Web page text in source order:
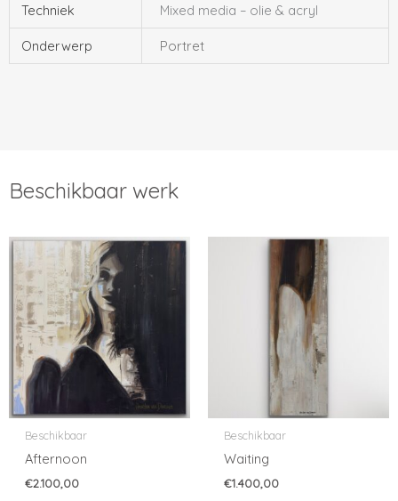
Techniek Mixed media – olie & acryl
Onderwerp Portret
Beschikbaar werk
Beschikbaar
Afternoon
€2.100,00
Beschikbaar
Waiting
€1.400,00